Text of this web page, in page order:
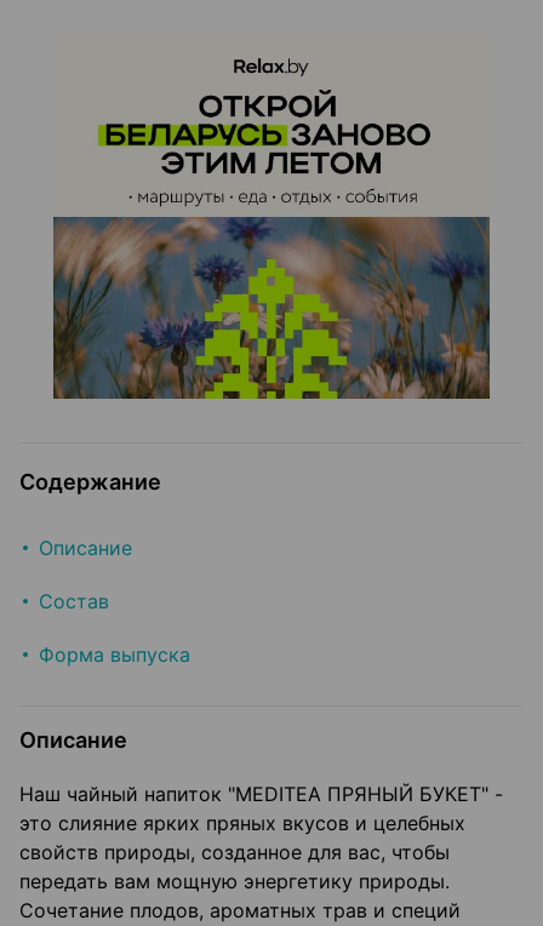
Содержание
Описание
Состав
Форма выпуска
Описание
Наш чайный напиток "MEDITEA ПРЯНЫЙ БУКЕТ" -
это слияние ярких пряных вкусов и целебных
свойств природы, созданное для вас, чтобы
передать вам мощную энергетику природы.
Сочетание плодов, ароматных трав и специй